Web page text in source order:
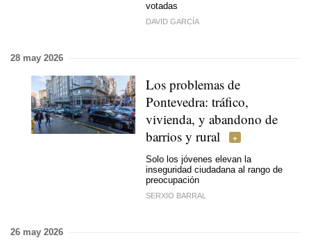
votadas
DAVID GARCÍA
28 may 2026
Los problemas de
Pontevedra: tráfico,
vivienda, y abandono de
barrios y rural
Solo los jóvenes elevan la
inseguridad ciudadana al rango de
preocupación
SERXIO BARRAL
26 may 2026